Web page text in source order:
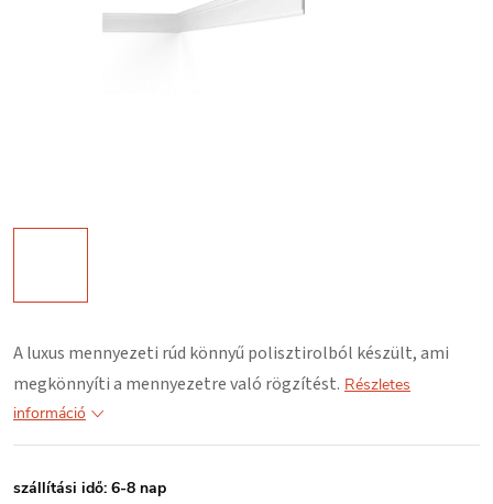
A luxus mennyezeti rúd könnyű polisztirolból készült, ami
megkönnyíti a mennyezetre való rögzítést. Részletes
információ
szállítási idő: 6-8 nap